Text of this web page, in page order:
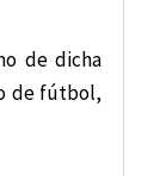
de dicha
de fútbol,